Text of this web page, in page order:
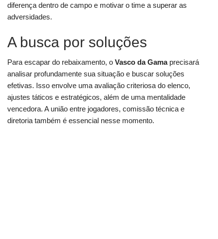
diferença dentro de campo e motivar o time a superar as
adversidades.
A busca por soluções
Para escapar do rebaixamento, o Vasco da Gamaprecisará
analisar profundamente sua situação e buscar soluções
efetivas. Isso envolve uma avaliação criteriosa do elenco,
ajustes táticos e estratégicos, além de uma mentalidade
vencedora. A união entre jogadores, comissão técnica e
diretoria também é essencial nesse momento.